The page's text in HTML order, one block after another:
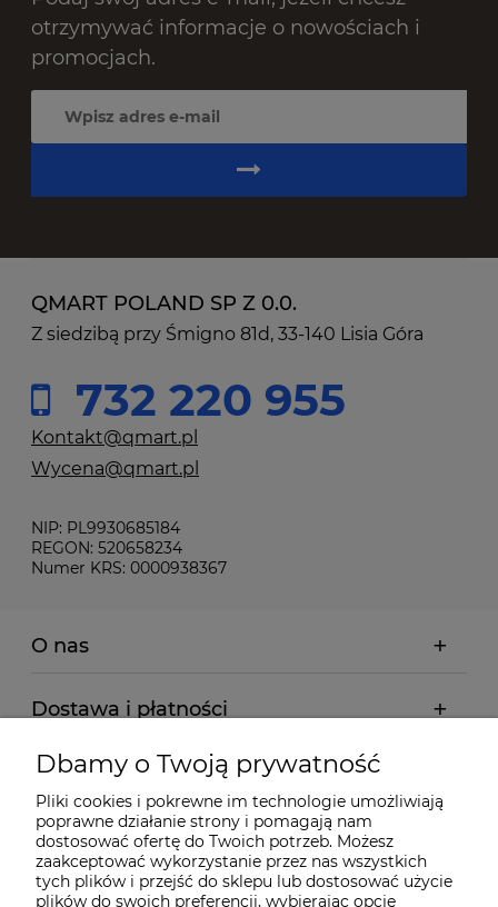
otrzymywać informacje o nowościach i
promocjach.
QMART POLAND SP Z 0.0.
Z siedzibą przy Śmigno 81d, 33-140 Lisia Góra
732 220 955
Kontakt@qmart.pl
Wycena@qmart.pl
NIP: PL9930685184
REGON: 520658234
Numer KRS: 0000938367
O nas
Dostawa i płatności
Pomoc
Gwarancja i Serwis
Dbamy o Twoją prywatność
Pliki cookies i pokrewne im technologie umożliwiają
poprawne działanie strony i pomagają nam
dostosować ofertę do Twoich potrzeb. Możesz
zaakceptować wykorzystanie przez nas wszystkich
tych plików i przejść do sklepu lub dostosować użycie
plików do swoich preferencji, wybierając opcję